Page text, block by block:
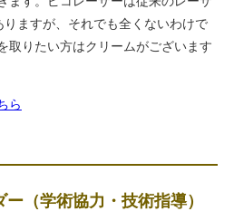
ますが、それでも全くないわけで
取りたい方はクリームがございます
ら
（学術協力・技術指導）